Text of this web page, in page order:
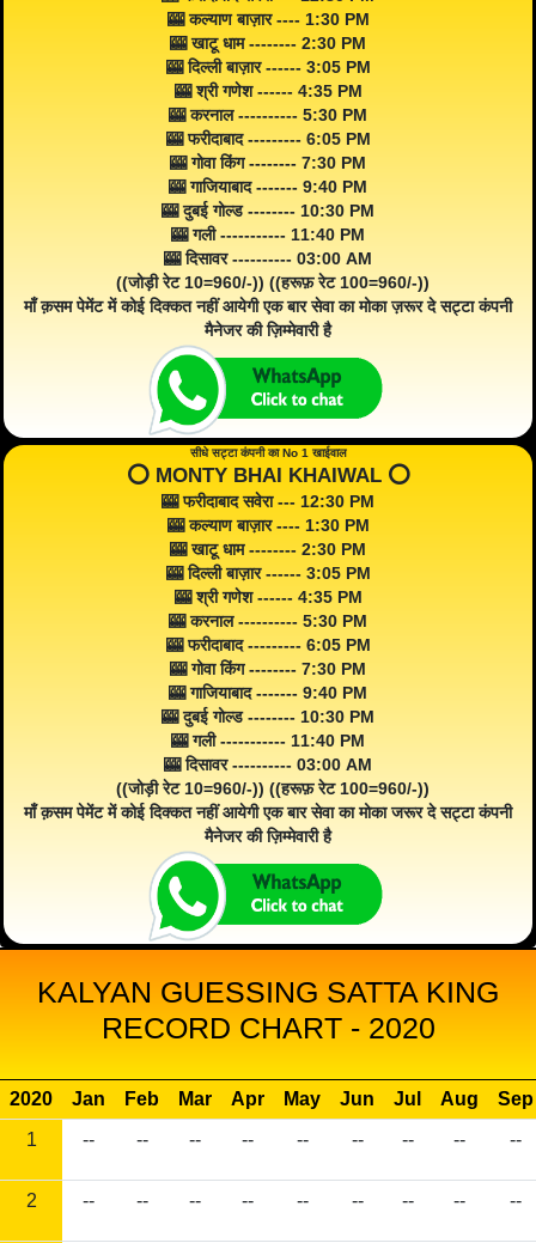
🎰 कल्याण बाज़ार ---- 1:30 PM
🎰 खाटू धाम -------- 2:30 PM
🎰 दिल्ली बाज़ार ------ 3:05 PM
🎰 श्री गणेश ------ 4:35 PM
🎰 करनाल ---------- 5:30 PM
🎰 फरीदाबाद --------- 6:05 PM
🎰 गोवा किंग -------- 7:30 PM
🎰 गाजियाबाद ------- 9:40 PM
🎰 दुबई गोल्ड -------- 10:30 PM
🎰 गली ----------- 11:40 PM
🎰 दिसावर ---------- 03:00 AM
((जोड़ी रेट 10=960/-)) ((हरूफ़ रेट 100=960/-))
माँ क़सम पेमेंट में कोई दिक्कत नहीं आयेगी एक बार सेवा का मोका ज़रूर दे सट्टा कंपनी
मैनेजर की ज़िम्मेवारी है
सीधे सट्टा कंपनी का No 1 खाईवाल
⭕️ MONTY BHAI KHAIWAL ⭕️
🎰 फरीदाबाद सवेरा --- 12:30 PM
🎰 कल्याण बाज़ार ---- 1:30 PM
🎰 खाटू धाम -------- 2:30 PM
🎰 दिल्ली बाज़ार ------ 3:05 PM
🎰 श्री गणेश ------ 4:35 PM
🎰 करनाल ---------- 5:30 PM
🎰 फरीदाबाद --------- 6:05 PM
🎰 गोवा किंग -------- 7:30 PM
🎰 गाजियाबाद ------- 9:40 PM
🎰 दुबई गोल्ड -------- 10:30 PM
🎰 गली ----------- 11:40 PM
🎰 दिसावर ---------- 03:00 AM
((जोड़ी रेट 10=960/-)) ((हरूफ़ रेट 100=960/-))
माँ क़सम पेमेंट में कोई दिक्कत नहीं आयेगी एक बार सेवा का मोका जरूर दे सट्टा कंपनी
मैनेजर की ज़िम्मेवारी है
KALYAN GUESSING SATTA KING
RECORD CHART - 2020
2020 Jan Feb Mar Apr May Jun Jul Aug
Sep
1
-- -- -- -- -- -- -- -- --
2 -- -- -- -- -- -- -- -- --